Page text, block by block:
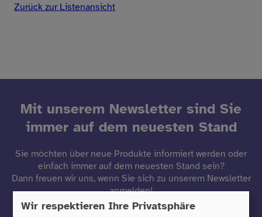
Zurück zur Listenansicht
Mit unserem Newsletter sind Sie
immer auf dem neuesten Stand
Sie möchten über neue Produkte informiert werden oder
einfach immer auf dem neuesten Stand sein?
Dann freuen wir uns, wenn Sie sich zu unserem Newsletter
anmelden!
Wir respektieren Ihre Privatsphäre